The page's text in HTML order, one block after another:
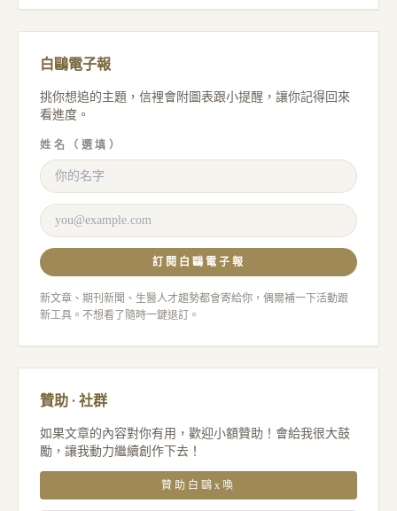
白鷗電子報
挑你想追的主題，信裡會附圖表跟小提醒，讓你記得回來
看進度。
姓名（選填）
訂閱白鷗電子報
新文章、期刊新聞、生醫人才趨勢都會寄給你，偶爾補一下活動跟
新工具。不想看了隨時一鍵退訂。
贊助 · 社群
如果文章的內容對你有用，歡迎小額贊助！會給我很大鼓
勵，讓我動力繼續創作下去！
贊助白鷗x喚